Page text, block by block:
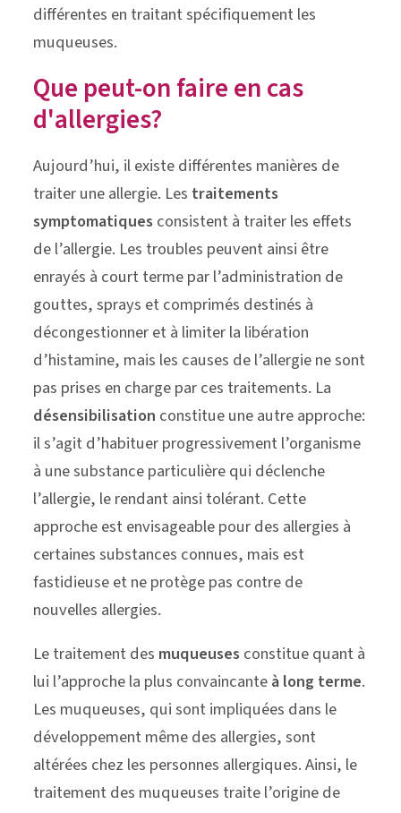
différentes en traitant spécifiquement les
muqueuses.
Que peut-on faire en cas
d'allergies?
Aujourd’hui, il existe différentes manières de
traiter une allergie. Les traitements
symptomatiques consistent à traiter les effets
de l’allergie. Les troubles peuvent ainsi être
enrayés à court terme par l’administration de
gouttes, sprays et comprimés destinés à
décongestionner et à limiter la libération
d’histamine, mais les causes de l’allergie ne sont
pas prises en charge par ces traitements. La
désensibilisation constitue une autre approche:
il s’agit d’habituer progressivement l’organisme
à une substance particulière qui déclenche
l’allergie, le rendant ainsi tolérant. Cette
approche est envisageable pour des allergies à
certaines substances connues, mais est
fastidieuse et ne protège pas contre de
nouvelles allergies.
Le traitement des muqueuses constitue quant à
lui l’approche la plus convaincanteà long terme.
Les muqueuses, qui sont impliquées dans le
développement même des allergies, sont
altérées chez les personnes allergiques. Ainsi, le
traitement des muqueuses traite l’origine de